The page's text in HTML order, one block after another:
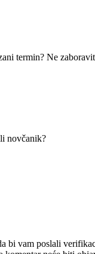
termin? Ne
novčanik?
bi vam poslali